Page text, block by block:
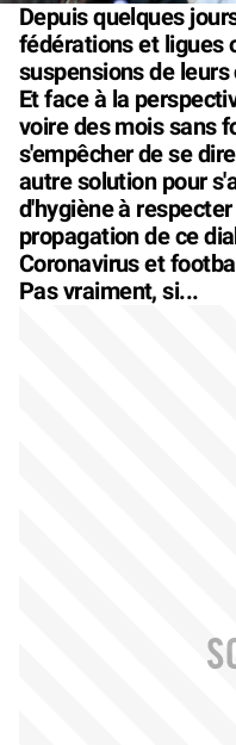
Depuis quelques
fédérations et ligues
suspensions de
Et face à la
voire des mois sans
s'empêcher de se
autre solution pour
d'hygiène à
propagation de ce
Coronavirus et
Pas vraiment, si...